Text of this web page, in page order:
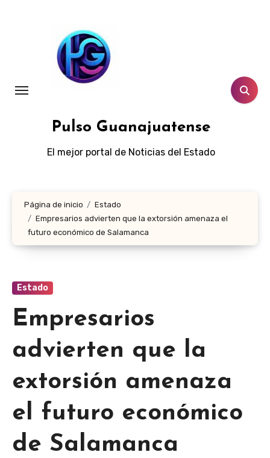
Pulso Guanajuatense
El mejor portal de Noticias del Estado
Página de inicio
Estado
Empresarios advierten que la extorsión amenaza el
futuro económico de Salamanca
Estado
Empresarios
advierten que la
extorsión amenaza
el futuro económico
de Salamanca